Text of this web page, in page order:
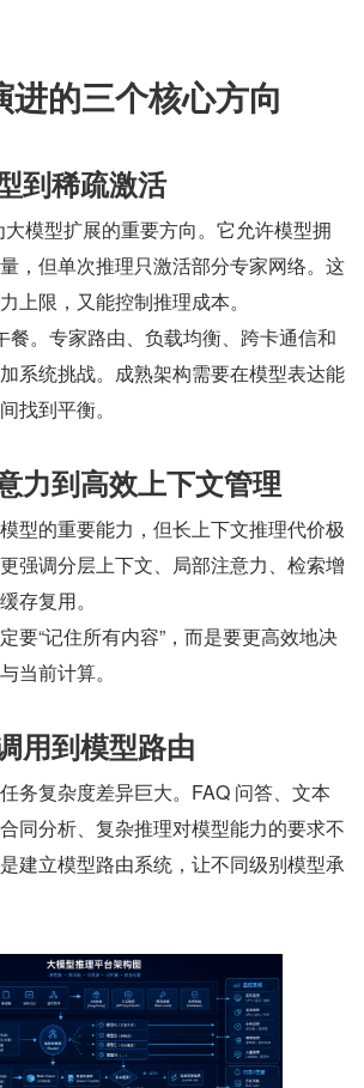
进的三个核心方向
到稀疏激活
模型扩展的重要方向。它允许模型拥
，但单次推理只激活部分专家网络。这
上限，又能控制推理成本。
餐。专家路由、负载均衡、跨卡通信和
系统挑战。成熟架构需要在模型表达能
找到平衡。
力到高效上下文管理
型的重要能力，但长上下文推理代价极
强调分层上下文、局部注意力、检索增
存复用。
要“记住所有内容”，而是要更高效地决
当前计算。
用到模型路由
务复杂度差异巨大。FAQ 问答、文本
同分析、复杂推理对模型能力的要求不
建立模型路由系统，让不同级别模型承